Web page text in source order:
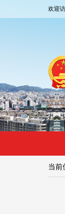
欢迎
当前